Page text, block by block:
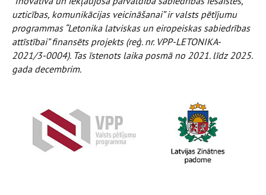
uzticības, komunikācijas veicināšanai” ir valsts pētījumu
programmas “Letonika latviskas un eiropeiskas sabiedrības
attīstībai” finansēts projekts (reģ. nr. VPP-LETONIKA-
2021/3-0004). Tas īstenots laika posmā no 2021. līdz 2025.
gada decembrim.